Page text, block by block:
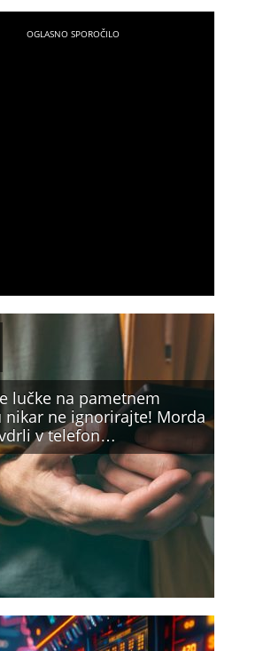
lučke na pametnem
nikar ne ignorirajte! Morda
v telefon…